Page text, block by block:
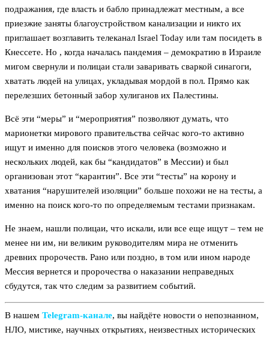
подражания, где власть и бабло принадлежат местным, а все
приезжие заняты благоустройством канализации и никто их
приглашает возглавить телеканал Israel Today или там посидеть в
Кнессете. Но , когда началась пандемия – демократию в Израиле
мигом свернули и полицаи стали заваривать сваркой синагоги,
хватать людей на улицах, укладывая мордой в пол. Прямо как
перелезших бетонный забор хулиганов их Палестины.
Всё эти “меры” и “мероприятия” позволяют думать, что
марионетки мирового правительства сейчас кого-то активно
ищут и именно для поисков этого человека (возможно и
нескольких людей, как бы “кандидатов” в Мессии) и был
организован этот “карантин”. Все эти “тесты” на корону и
хватания “нарушителей изоляции” больше похожи не на тесты, а
именно на поиск кого-то по определяемым тестами признакам.
Не знаем, нашли полицаи, что искали, или все еще ищут – тем не
менее ни им, ни великим руководителям мира не отменить
древних пророчеств. Рано или поздно, в том или ином народе
Мессия вернется и пророчества о наказании неправедных
сбудутся, так что следим за развитием событий.
В нашем Telegram‑канале, вы найдёте новости о непознанном,
НЛО, мистике, научных открытиях, неизвестных исторических